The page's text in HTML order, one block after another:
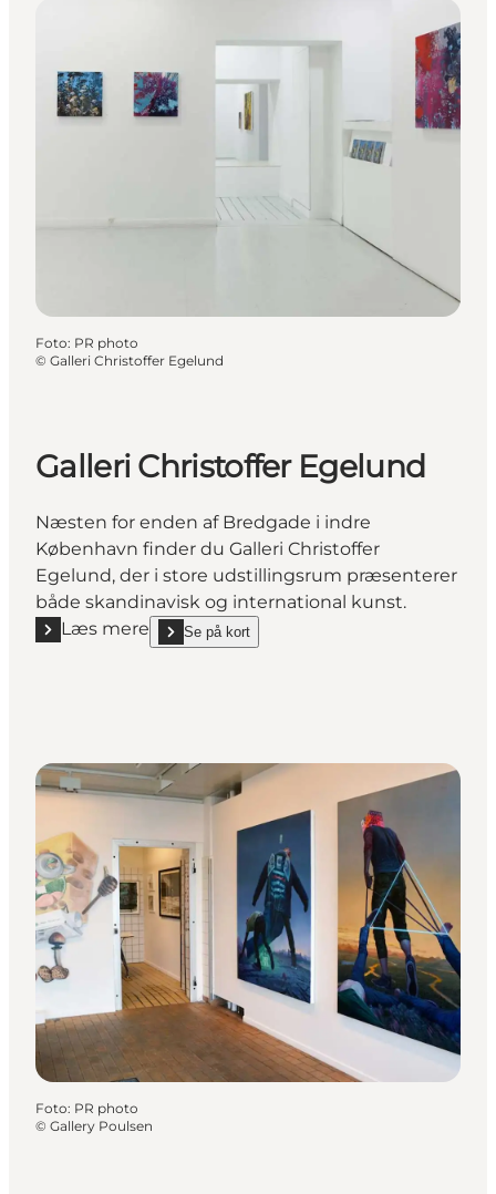
Foto: PR photo
© Galleri Christoffer Egelund
Galleri Christoffer Egelund
Næsten for enden af Bredgade i indre
København finder du Galleri Christoffer
Egelund, der i store udstillingsrum præsenterer
både skandinavisk og international kunst.
Læs mere
Læs mere "Galleri Christoffer Egelund"
Se på kort
show Galleri Christoffer Egelund on_map
Foto: PR photo
© Gallery Poulsen